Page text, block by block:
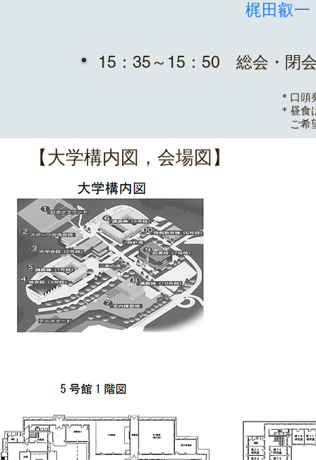
梶田叡
​15：35～15：50 総会・閉
＊口頭
＊昼食
ご希望
【大学構内図，会場図】